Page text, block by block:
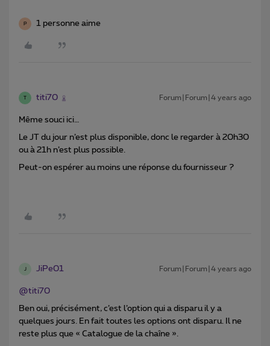
P 1 personne aime
titi70 Forum|Forum|4 years ago
Même souci ici…
Le JT du jour n’est plus disponible, donc le regarder à 20h30
ou à 21h n’est plus possible.
Peut-on espérer au moins une réponse du fournisseur ?
J JiPe01 Forum|Forum|4 years ago
@titi70
Ben oui, précisément, c’est l’option qui a disparu il y a
quelques jours. En fait toutes les options ont disparu. Il ne
reste plus que « Catalogue de la chaîne ».